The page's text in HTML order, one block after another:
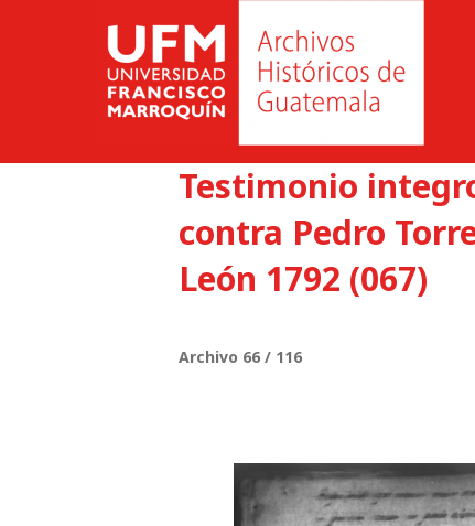
Testimonio
contra Pedro
León 1792 (067)
Archivo 66 / 116